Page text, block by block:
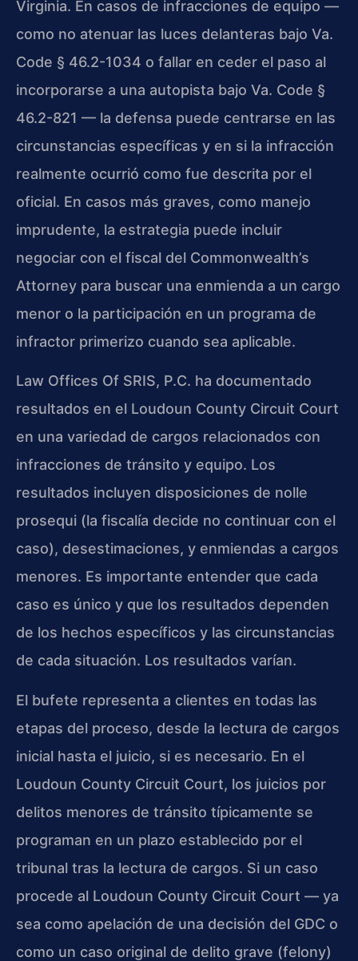
Virginia. En casos de infracciones de equipo —
como no atenuar las luces delanteras bajo Va.
Code § 46.2-1034 o fallar en ceder el paso al
incorporarse a una autopista bajo Va. Code §
46.2-821 — la defensa puede centrarse en las
circunstancias específicas y en si la infracción
realmente ocurrió como fue descrita por el
oficial. En casos más graves, como manejo
imprudente, la estrategia puede incluir
negociar con el fiscal del Commonwealth’s
Attorney para buscar una enmienda a un cargo
menor o la participación en un programa de
infractor primerizo cuando sea aplicable.
Law Offices Of SRIS, P.C. ha documentado
resultados en el Loudoun County Circuit Court
en una variedad de cargos relacionados con
infracciones de tránsito y equipo. Los
resultados incluyen disposiciones de nolle
prosequi (la fiscalía decide no continuar con el
caso), desestimaciones, y enmiendas a cargos
menores. Es importante entender que cada
caso es único y que los resultados dependen
de los hechos específicos y las circunstancias
de cada situación. Los resultados varían.
El bufete representa a clientes en todas las
etapas del proceso, desde la lectura de cargos
inicial hasta el juicio, si es necesario. En el
Loudoun County Circuit Court, los juicios por
delitos menores de tránsito típicamente se
programan en un plazo establecido por el
tribunal tras la lectura de cargos. Si un caso
procede al Loudoun County Circuit Court — ya
sea como apelación de una decisión del GDC o
como un caso original de delito grave (felony)